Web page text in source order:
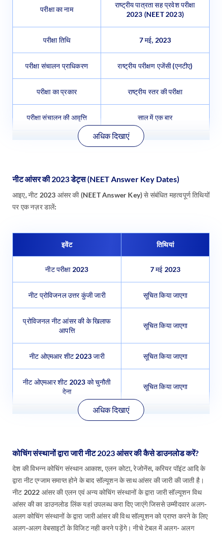
परीक्षा का नाम
राष्ट्रीय पात्रता सह प्रवेश परीक्षा
2023 (NEET 2023)
परीक्षा तिथि 7 मई, 2023
परीक्षा संचालन प्राधिकरण राष्ट्रीय परीक्षण एजेंसी (एनटीए)
परीक्षा का प्रकार राष्ट्रीय स्तर की परीक्षा
परीक्षा संचालन की आवृत्ति साल में एक बार
अधिक दिखाएं
नीट आंसर की 2023 डेट्स(NEET Answer Key Dates)
आइए, नीट 2023 आंसर की (NEET Answer Key) से संबंधित महत्वपूर्ण तिथियों
पर एक नज़र डालें:
इवेंट तिथियां
नीट परीक्षा 2023 7 मई 2023
नीट प्रोविजनल उत्तर कुंजी जारी सूचित किया जाएगा
प्रोविजनल नीट आंसर की के खिलाफ
आपत्ति
सूचित किया जाएगा
नीट ओएमआर शीट 2023 जारी सूचित किया जाएगा
नीट ओएमआर शीट 2023 को चुनौती
देना
सूचित किया जाएगा
अधिक दिखाएं
कोचिंग संस्थानों द्वारा जारी नीट 2023 आंसर की कैसे डाउनलोड करें?
देश की विभन्न कोचिंग संस्थान आकाश, एलन कोटा, रेजोनेंस, करियर पॉइंट आदि के
द्वारा नीट एग्जाम समाप्त होने के बाद सॉल्यूशन के साथ आंसर की जारी की जाती है।
नीट 2022 आंसर की एलन एवं अन्य कोचिंग संस्थानों के द्वारा जारी सॉल्यूशन विथ
आंसर की का डाउनलोड लिंक यहां उपलब्ध करा दिए जाएंगे जिससे उम्मीदवार अलग-
अलग कोचिंग संस्थानों के द्वारा जारी आंसर की विथ सॉल्यूशन को प्राप्त करने के लिए
अलग-अलग वेबसाइटों के विजिट नही करने पड़ेंगे। नीचे टेबल में अलग- अलग